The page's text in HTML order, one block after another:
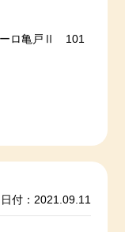
ーロ亀戸Ⅱ 101
日付：2021.09.11